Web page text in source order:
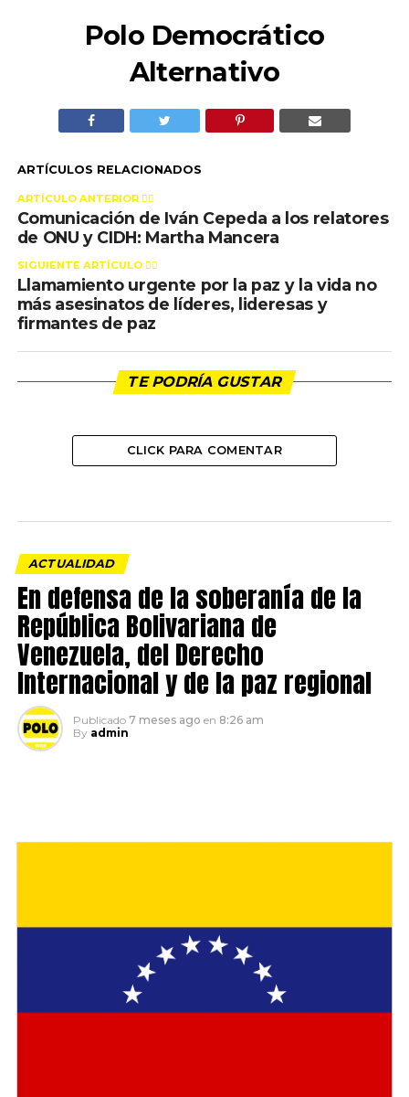
Polo Democrático
Alternativo
ARTÍCULOS RELACIONADOS
ARTÍCULO ANTERIOR 👉🏻
Comunicación de Iván Cepeda a los relatores
de ONU y CIDH: Martha Mancera
SIGUIENTE ARTÍCULO 👈🏻
Llamamiento urgente por la paz y la vida no
más asesinatos de líderes, lideresas y
firmantes de paz
TE PODRÍA GUSTAR
CLICK PARA COMENTAR
ACTUALIDAD
En defensa de la soberanía de la
República Bolivariana de
Venezuela, del Derecho
Internacional y de la paz regional
Publicado 7 meses ago en 8:26 am
By admin